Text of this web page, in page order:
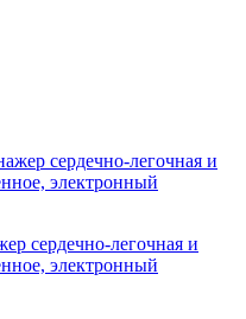
сердечно-легочная и
электронный